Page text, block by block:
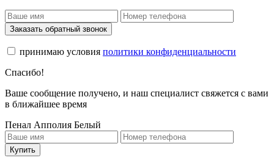
Заказать обратный звонок
принимаю условия политики конфиденциальности
Спасибо!
Ваше сообщение получено, и наш специалист свяжется с вами
в ближайшее время
Пенал Апполия Белый
Купить